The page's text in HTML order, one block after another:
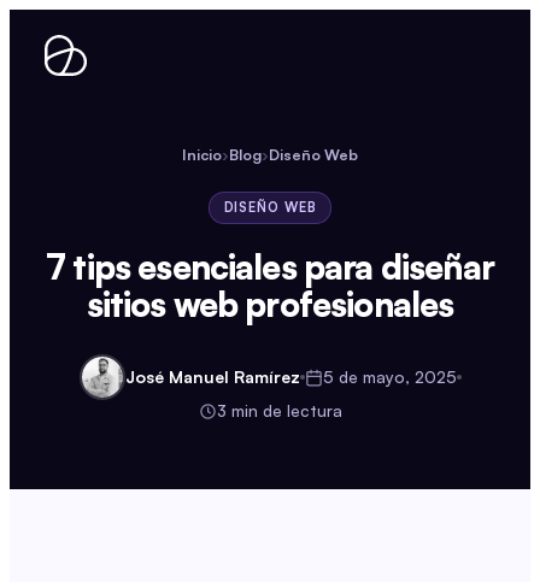
contenido
Inicio›Blog›Diseño Web
DISEÑO WEB
7 tips esenciales para diseñar
sitios web profesionales
José Manuel Ramírez
5 de mayo, 2025
3 min de lectura